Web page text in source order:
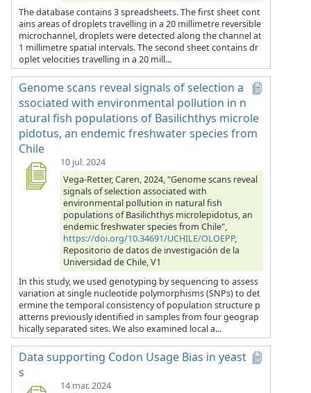
The database contains 3 spreadsheets. The first sheet cont
ains areas of droplets travelling in a 20 millimetre reversible
microchannel, droplets were detected along the channel at
1 millimetre spatial intervals. The second sheet contains dr
oplet velocities travelling in a 20 mill...
Genome scans reveal signals of selection a
ssociated with environmental pollution in n
atural fish populations of Basilichthys microle
pidotus, an endemic freshwater species from
Chile
10 jul. 2024
Vega-Retter, Caren, 2024, "Genome scans reveal
signals of selection associated with
environmental pollution in natural fish
populations of Basilichthys microlepidotus, an
endemic freshwater species from Chile",
https://doi.org/10.34691/UCHILE/OLOEPP,
Repositorio de datos de investigación de la
Universidad de Chile, V1
In this study, we used genotyping by sequencing to assess
variation at single nucleotide polymorphisms (SNPs) to det
ermine the temporal consistency of population structure p
atterns previously identified in samples from four geograp
hically separated sites. We also examined local a...
Data supporting Codon Usage Bias in yeast
s
14 mar. 2024